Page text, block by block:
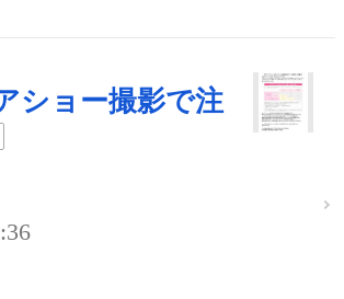
ショー撮影で注